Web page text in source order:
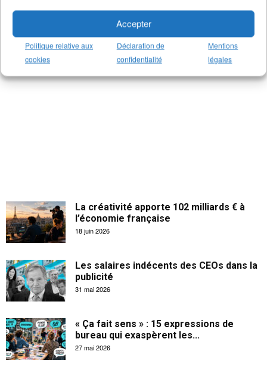
Accepter
Politique relative aux
cookies
Déclaration de
confidentialité
Mentions
légales
>
La créativité apporte 102 milliards € à
l’économie française
18 juin 2026
Les salaires indécents des CEOs dans la
publicité
31 mai 2026
« Ça fait sens » : 15 expressions de
bureau qui exaspèrent les...
27 mai 2026